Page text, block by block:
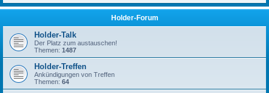
Holder-Forum
Holder-Talk
Der Platz zum austauschen!
Themen: 1487
Holder-Treffen
Ankündigungen von Treffen
Themen: 64